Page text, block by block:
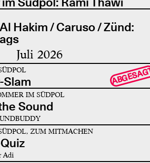
Hakim / Caruso / Zünd:
Juli 2026
Slam
IM SÜDPOL
Sound
ZUM MITMACHEN
Adi